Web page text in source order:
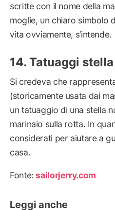
scritte con il nome della
moglie, un chiaro simbolo
vita ovviamente, s’intende.
Tatuaggi
Si credeva che
(storicamente usata dai
un tatuaggio di una stella
marinaio sulla rotta. In
considerati per aiutare a
casa.
Fonte:sailorjerry.com
Leggi anche